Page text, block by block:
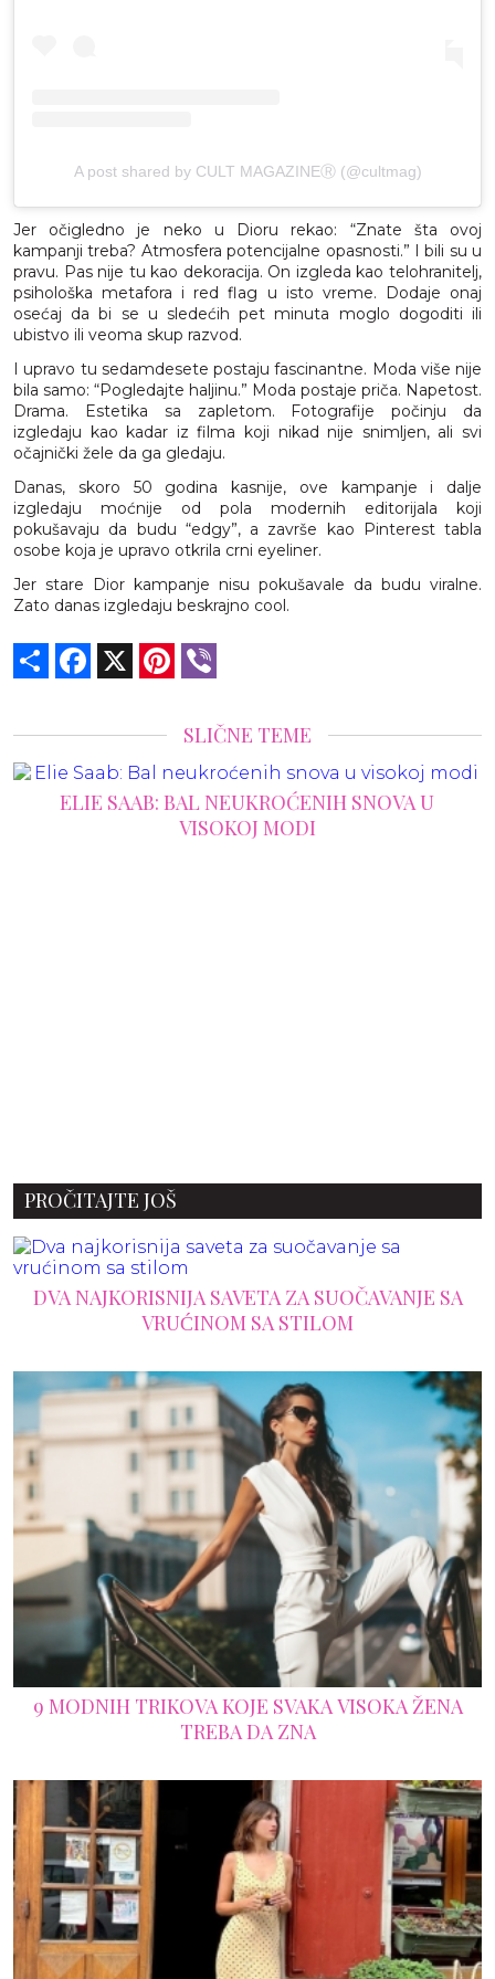
A post shared by CULT MAGAZINEⓇ (@cultmag)
Jer očigledno je neko u Dioru rekao: “Znate šta ovoj
kampanji treba? Atmosfera potencijalne opasnosti.” I bili su u
pravu. Pas nije tu kao dekoracija. On izgleda kao telohranitelj,
psihološka metafora i red flag u isto vreme. Dodaje onaj
osećaj da bi se u sledećih pet minuta moglo dogoditi ili
ubistvo ili veoma skup razvod.
I upravo tu sedamdesete postaju fascinantne. Moda više nije
bila samo: “Pogledajte haljinu.” Moda postaje priča. Napetost.
Drama. Estetika sa zapletom. Fotografije počinju da
izgledaju kao kadar iz filma koji nikad nije snimljen, ali svi
očajnički žele da ga gledaju.
Danas, skoro 50 godina kasnije, ove kampanje i dalje
izgledaju moćnije od pola modernih editorijala koji
pokušavaju da budu “edgy”, a završe kao Pinterest tabla
osobe koja je upravo otkrila crni eyeliner.
Jer stare Dior kampanje nisu pokušavale da budu viralne.
Zato danas izgledaju beskrajno cool.
Share Facebook Pinterest
SLIČNE TEME
ELIE SAAB: BAL NEUKROĆENIH SNOVA U
VISOKOJ MODI
PROČITAJTE JOŠ
DVA NAJKORISNIJA SAVETA ZA SUOČAVANJE SA
VRUĆINOM SA STILOM
9 MODNIH TRIKOVA KOJE SVAKA VISOKA ŽENA
TREBA DA ZNA